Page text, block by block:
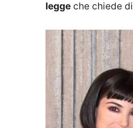
legge che chiede di